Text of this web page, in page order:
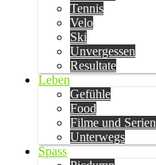
Tennis
Velo
Ski
Unvergessen
Resultate
Leben
Gefühle
Food
Filme und Serien
Unterwegs
Spass